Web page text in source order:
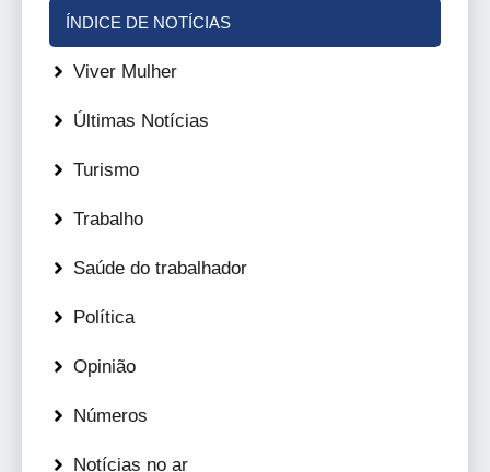
ÍNDICE DE NOTÍCIAS
Viver Mulher
Últimas Notícias
Turismo
Trabalho
Saúde do trabalhador
Política
Opinião
Números
Notícias no ar